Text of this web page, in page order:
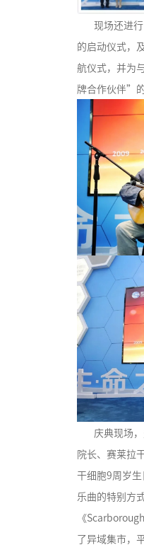
现场还进行
的启动仪式，
航仪式，并为
牌合作伙伴”的
庆典现场，
院长、赛莱拉
干细胞9周岁
乐曲的特别方
《
了异域集市，